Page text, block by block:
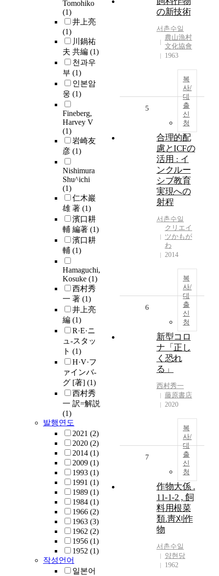
Tomohiko
(1)
井上亮
(1)
川鍋祐
夫 共編 (1)
천과우
부 (1)
인본암
웅 (1)
Fineberg,
Harvey V
(1)
岩崎友
彦 (1)
Nishimura
Shu^ichi
(1)
仁木巖
雄 著 (1)
濱口耕
輔 編著 (1)
濱口耕
輔 (1)
Hamaguchi,
Kosuke (1)
西村秀
一 著 (1)
井上亮
編 (1)
R·E·ニ
ュ-スタッ
ト (1)
H·V·フ
ァインバ-
グ [著] (1)
西村秀
一 訳=解説
(1)
발행연도
2021 (2)
2020 (2)
2014 (1)
2009 (1)
1993 (1)
1991 (1)
1989 (1)
1984 (1)
1966 (2)
1963 (3)
1962 (2)
1956 (1)
1952 (1)
작성언어
일본어
の新技術
서촌수일
農山漁村
文化協會
1963
복
사/
대
출
신
청
5
合理的配
慮とICFの
活用 : イ
ンクルー
シブ教育
実現への
射程
서촌수일
クリエイ
ツかもが
わ
2014
복
사/
대
출
신
청
6
新型コロ
ナ「正し
く恐れ
る」
西村秀一
藤原書店
2020
복
사/
대
출
신
청
7
作物大係 .
11-1-2 , 飼
料用根菜
類.靑刈作
物
서촌수일
양현당
1962